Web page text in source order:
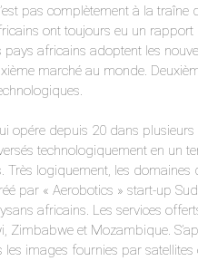
pas complètement à la
ont toujours eu un
pays africains adoptent les
marché au monde.
opére depuis 20 dans
technologiquement en un
logiquement, les domaines
par « Aerobotics » start-up
africains. Les services
Zimbabwe et Mozambique.
les images fournies par